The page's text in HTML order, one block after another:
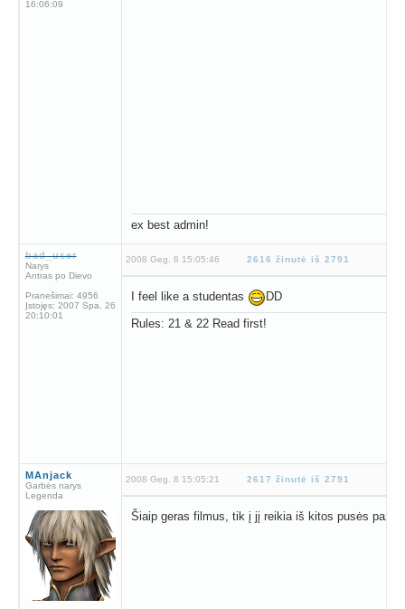
16:06:09
ex best admin!
bad_user
Narys
Antras po Dievo
Pranešimai: 4956
Įstojęs: 2007 Spa. 26
20:10:01
2008 Geg. 8 15:05:46 2616 žinutė iš 2791
I feel like a studentas
DD
Rules: 21 & 22 Read first!
MAnjack
Garbės narys
Legenda
2008 Geg. 8 15:05:21 2617 žinutė iš 2791
Šiaip geras filmus, tik į jį reikia iš kitos pusės